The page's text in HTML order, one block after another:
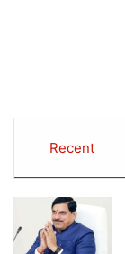
Recent